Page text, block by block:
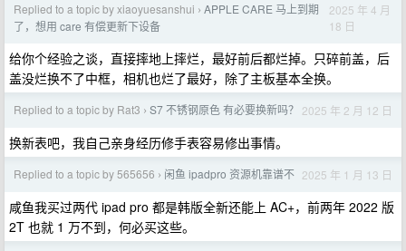
Replied to a topic by xiaoyuesanshui › APPLE CARE 马上到期
了，想用 care 有偿更新下设备
2025 年 4 月
18 日
给你个经验之谈，直接摔地上摔烂，最好前后都烂掉。只碎前盖，后
盖没烂换不了中框，相机也烂了最好，除了主板基本全换。
Replied to a topic by Rat3 › S7 不锈钢原色 有必要换新吗？ 2025 年 2 月 12 日
换新表吧，我自己亲身经历修手表容易修出事情。
Replied to a topic by 565656 › 闲鱼 ipadpro 资源机靠谱不 2025 年 1 月 13 日
咸鱼我买过两代 ipad pro 都是韩版全新还能上 AC+，前两年 2022 版
2T 也就 1 万不到，何必买这些。